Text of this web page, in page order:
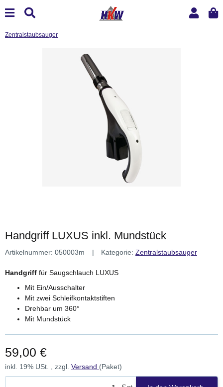
Zentralstaubsauger
Handgriff LUXUS inkl. Mundstück
Artikelnummer: 050003m Kategorie: Zentralstaubsauger
Handgriff für Saugschlauch LUXUS
Mit Ein/Ausschalter
Mit zwei Schleifkontaktstiften
Drehbar um 360°
Mit Mundstück
59,00 €
inkl. 19% USt. , zzgl. Versand (Paket)